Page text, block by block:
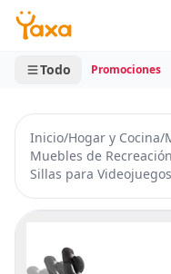
MINI CARRITO
0 productos
Todo Promociones
Inicio/Hogar y Cocina/
Muebles de
Sillas para Videojuegos